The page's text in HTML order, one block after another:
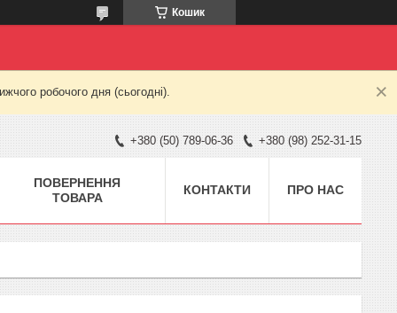
Кошик
робочого дня (сьогодні).
+380 (50) 789-06-36 +380 (98) 252-31-15
ПОВЕРНЕННЯ
ТОВАРА
КОНТАКТИ ПРО НАС